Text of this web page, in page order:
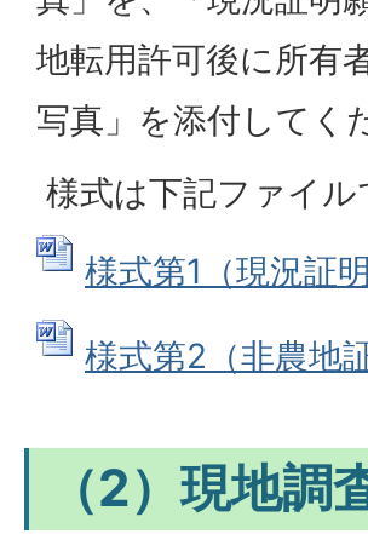
地転用許可後に所有
写真」を添付してく
様式は下記ファイル
様式第1（現況証
様式第2（非農地
（2）現地調